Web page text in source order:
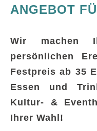
ANGEBOT
Wir machen
persönlichen
Festpreis ab 35
Essen und
Kultur- &
Ihrer Wahl!